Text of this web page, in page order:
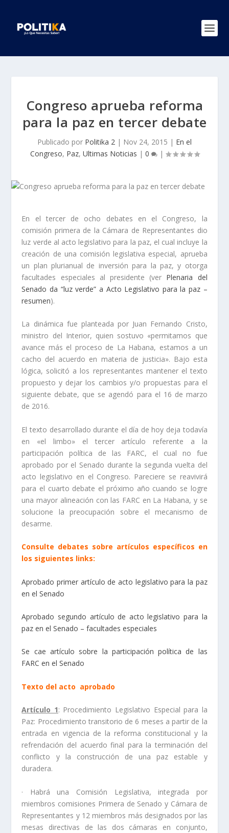
Congreso aprueba reforma
para la paz en tercer debate
Publicado por Politika 2 | Nov 24, 2015 | En el
Congreso, Paz, Ultimas Noticias | 0 |
En el tercer de ocho debates en el Congreso, la
comisión primera de la Cámara de Representantes dio
luz verde al acto legislativo para la paz, el cual incluye la
creación de una comisión legislativa especial, aprueba
un plan plurianual de inversión para la paz, y otorga
facultades especiales al presidente (ver Plenaria del
Senado da “luz verde” a Acto Legislativo para la paz –
resumen).
La dinámica fue planteada por Juan Fernando Cristo,
ministro del Interior, quien sostuvo «permitamos que
avance más el proceso de La Habana, estamos a un
cacho del acuerdo en materia de justicia». Bajo esta
lógica, solicitó a los representantes mantener el texto
propuesto y dejar los cambios y/o propuestas para el
siguiente debate, que se agendó para el 16 de marzo
de 2016.
El texto desarrollado durante el día de hoy deja todavía
en «el limbo» el tercer artículo referente a la
participación política de las FARC, el cual no fue
aprobado por el Senado durante la segunda vuelta del
acto legislativo en el Congreso. Pareciere se reavivirá
para el cuarto debate el próximo año cuando se logre
una mayor alineación con las FARC en La Habana, y se
solucione la preocupación sobre el mecanismo de
desarme.
Consulte debates sobre artículos específicos en
los siguientes links:
Aprobado primer artículo de acto legislativo para la paz
en el Senado
Aprobado segundo artículo de acto legislativo para la
paz en el Senado – facultades especiales
Se cae artículo sobre la participación política de las
FARC en el Senado
Texto del acto aprobado
Artículo 1: Procedimiento Legislativo Especial para la
Paz: Procedimiento transitorio de 6 meses a partir de la
entrada en vigencia de la reforma constitucional y la
refrendación del acuerdo final para la terminación del
conflicto y la construcción de una paz estable y
duradera.
· Habrá una Comisión Legislativa, integrada por
miembros comisiones Primera de Senado y Cámara de
Representantes y 12 miembros más designados por las
mesas directivas de las dos cámaras en conjunto,